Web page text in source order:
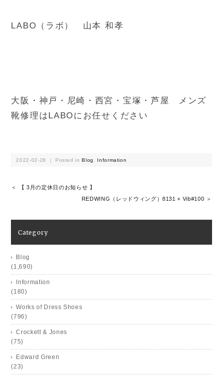
LABO（ラボ） 山本 和孝
大阪・神戸・尼崎・西宮・宝塚・芦屋 メンズ
靴修理はLABOにお任せください
2022-02-28 ｜ Posted inBlog Information
＜ 【 3月の定休日のお知らせ 】
REDWING（レッドウィング）8131 × Vib#100 ＞
Category
Blog
(1,690)
Information
(180)
Works of Dress Shoes
(796)
Crockett & Jones
(75)
Edward Green
(23)